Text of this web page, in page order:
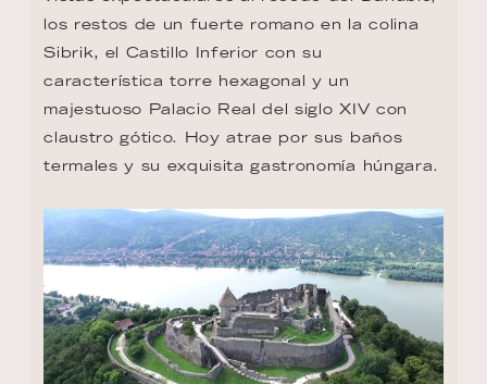
los restos de un fuerte romano en la colina
Sibrik, el Castillo Inferior con su
característica torre hexagonal y un
majestuoso Palacio Real del siglo XIV con
claustro gótico. Hoy atrae por sus baños
termales y su exquisita gastronomía húngara.